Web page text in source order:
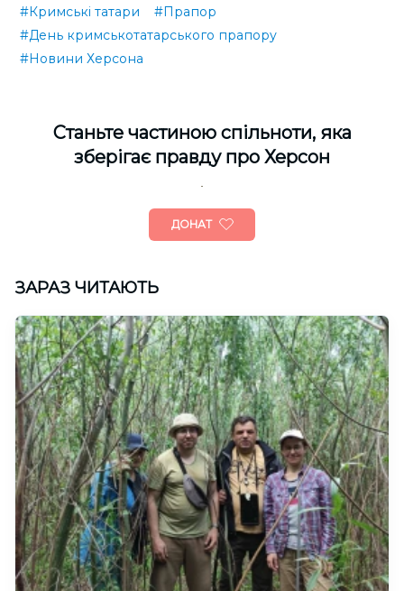
#Кримські татари
#Прапор
#День кримськотатарського прапору
#Новини Херсона
Cтаньте частиною спільноти, яка
зберігає правду про Херсон
ДОНАТ
ЗАРАЗ ЧИТАЮТЬ